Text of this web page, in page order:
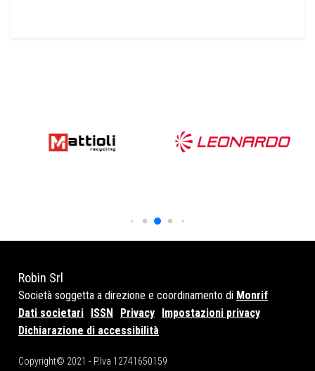
Robin Srl
Società soggetta a direzione e coordinamento di Monrif
Dati societari ISSN Privacy Impostazioni privacy
Dichiarazione di accessibilità
Copyright© 2021 - P.Iva 12741650159